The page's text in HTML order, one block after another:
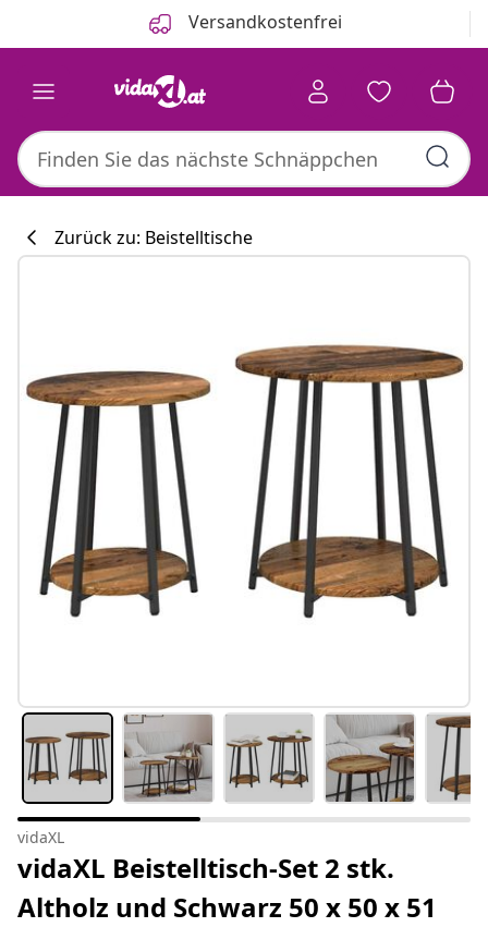
Versandkostenfrei
#sharemevidaxl
Zurück zu: Beistelltische
vidaXL
vidaXL Beistelltisch-Set 2 stk.
Altholz und Schwarz 50 x 50 x 51